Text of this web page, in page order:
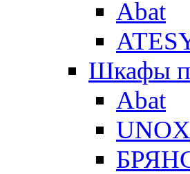
Abat
Шкафы
Abat
UNOX